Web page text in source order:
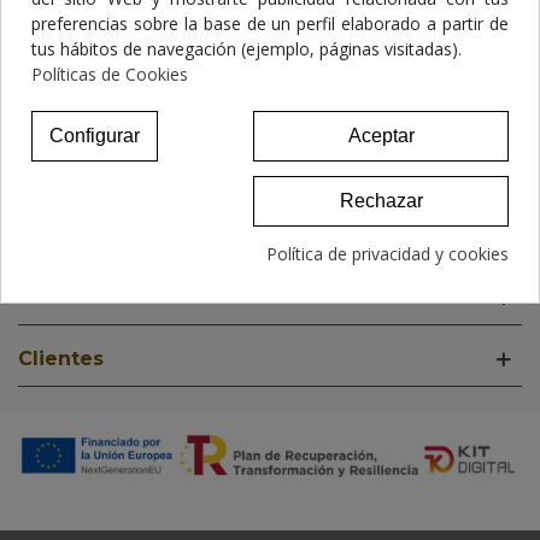
Clientes
preferencias sobre la base de un perfil elaborado a partir de
tus hábitos de navegación (ejemplo, páginas visitadas).
Políticas de Cookies
Aceptar
Rechazar
Configurar
Política de privacidad y cookies